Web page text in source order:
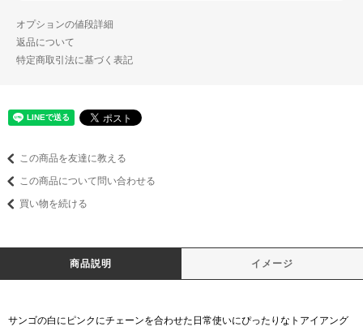
オプションの値段詳細
返品について
特定商取引法に基づく表記
この商品を友達に教える
この商品について問い合わせる
買い物を続ける
商品説明 イメージ
サンゴの白にピンクにチェーンを合わせた日常使いにぴったりなトアイアング